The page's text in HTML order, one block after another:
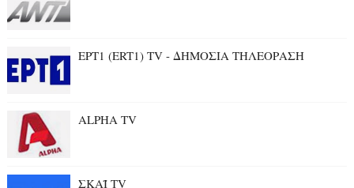
ΕΡΤ1 (ERT1) TV - ΔΗΜΟΣΙΑ ΤΗΛΕΟΡΑΣΗ
ALPHA TV
ΣΚΑΪ TV